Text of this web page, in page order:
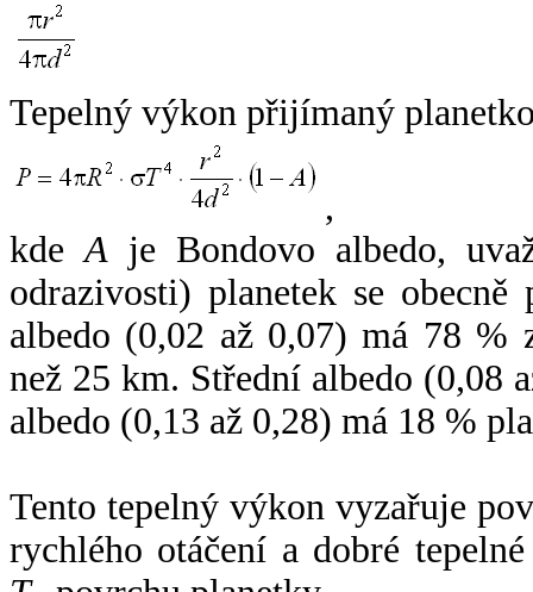
Tepelný výkon přijímaný
,
kdeA je Bondovo albedo,
odrazivosti) planetek se
albedo (0,02 až 0,07) má 78 %
než 25 km. Střední albedo (0,08
albedo (0,13 až 0,28) má 18 %
Tento tepelný výkon vyzařuje
rychlého otáčení a dobré